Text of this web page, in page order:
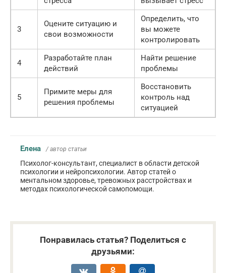
3
Оцените ситуацию и
свои возможности
Определить, что
вы можете
контролировать
4
Разработайте план
действий
Найти решение
проблемы
5
Примите меры для
решения проблемы
Восстановить
контроль над
ситуацией
Елена / автор статьи
Психолог-консультант, специалист в области детской
психологии и нейропсихологии. Автор статей о
ментальном здоровье, тревожных расстройствах и
методах психологической самопомощи.
Понравилась статья? Поделиться с
друзьями: